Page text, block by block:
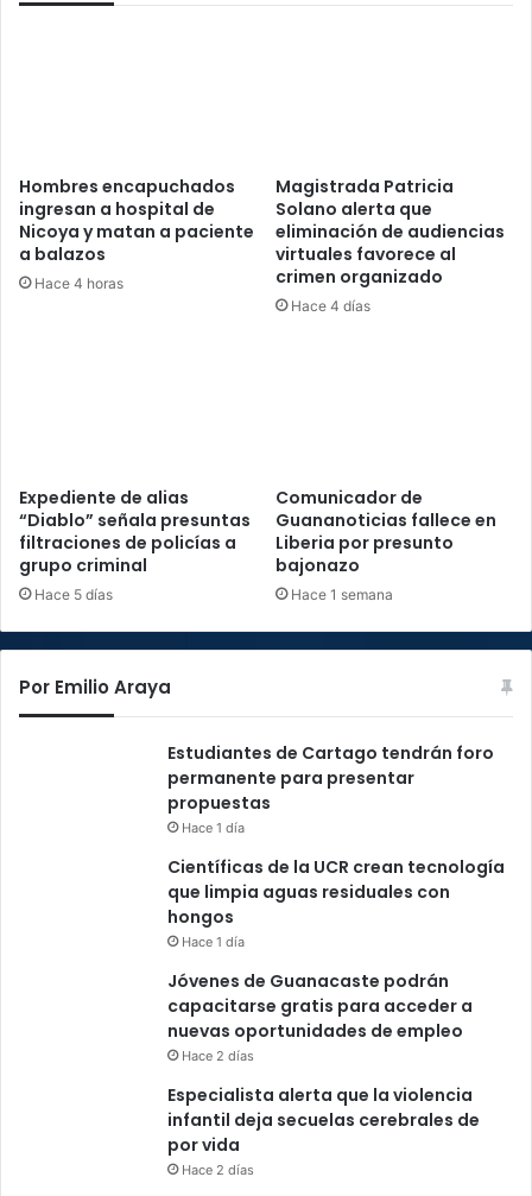
Hombres encapuchados
ingresan a hospital de
Nicoya y matan a paciente
a balazos
Hace 4 horas
Magistrada Patricia
Solano alerta que
eliminación de audiencias
virtuales favorece al
crimen organizado
Hace 4 días
Expediente de alias
“Diablo” señala presuntas
filtraciones de policías a
grupo criminal
Hace 5 días
Comunicador de
Guananoticias fallece en
Liberia por presunto
bajonazo
Hace 1 semana
Por Emilio Araya
Estudiantes de Cartago tendrán foro
permanente para presentar
propuestas
Hace 1 día
Científicas de la UCR crean tecnología
que limpia aguas residuales con
hongos
Hace 1 día
Jóvenes de Guanacaste podrán
capacitarse gratis para acceder a
nuevas oportunidades de empleo
Hace 2 días
Especialista alerta que la violencia
infantil deja secuelas cerebrales de
por vida
Hace 2 días